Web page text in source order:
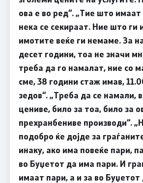
ова е во ред“.„Тие што имаат
нека се секираат. Ние што ги
имотите веќе ги немаме. За
десет години, тоа не значи
треба да го намалат, ние со
сме, 38 години стаж имав,
зедов“.„Треба да се намали,
цениве, било за тоа, било за
прехранбениве производи“.
подобро ќе дојде за
инаку, ако има повеќе пари,
во Буџетот да има пари. И
имаат пари, а и за во Буџетот